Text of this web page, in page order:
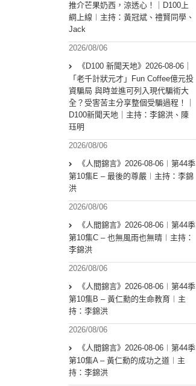
推介芒果奶西，涼透心！｜D100上
綱上線︱主持：黃冠斌、禮賢同學、
Jack
2026/08/06
《D100 新聞天地》2026-08-06｜
「老千計狀元才」Fun Coffee億元投
資騙局 與時並進可列入現代騙術大
全？受害苦主分享整個受騙過程！｜
D100新聞天地｜主持：李錦洪、陳
珏明
2026/08/06
《人間錦言》2026-08-06︱第44季
第10集E – 最後的尊嚴︱主持：李錦
洪
2026/08/06
《人間錦言》2026-08-06︱第44季
第10集C – 也無風雨也無晴︱主持：
李錦洪
2026/08/06
《人間錦言》2026-08-06︱第44季
第10集B – 黃仁勳的生命教育︱主
持：李錦洪
2026/08/06
《人間錦言》2026-08-06︱第44季
第10集A – 黃仁勳的成功之道︱主
持：李錦洪